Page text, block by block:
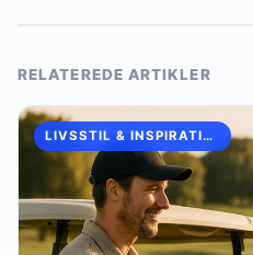
RELATEREDE ARTIKLER
LIVSSTIL & INSPIRATION